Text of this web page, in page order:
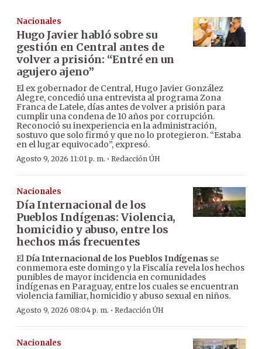
Nacionales
Hugo Javier habló sobre su
gestión en Central antes de
volver a prisión: “Entré en un
agujero ajeno”
El ex gobernador de Central, Hugo Javier González
Alegre, concedió una entrevista al programa Zona
Franca de Latele, días antes de volver a prisión para
cumplir una condena de 10 años por corrupción.
Reconoció su inexperiencia en la administración,
sostuvo que solo firmó y que no lo protegieron. “Estaba
en el lugar equivocado”, expresó.
Agosto 9, 2026 11:01 p. m. · Redacción ÚH
Nacionales
Día Internacional de los
Pueblos Indígenas: Violencia,
homicidio y abuso, entre los
hechos más frecuentes
El Día Internacional de los Pueblos Indígenas se
conmemora este domingo y la Fiscalía revela los hechos
punibles de mayor incidencia en comunidades
indígenas en Paraguay, entre los cuales se encuentran
violencia familiar, homicidio y abuso sexual en niños.
Agosto 9, 2026 08:04 p. m. · Redacción ÚH
Nacionales